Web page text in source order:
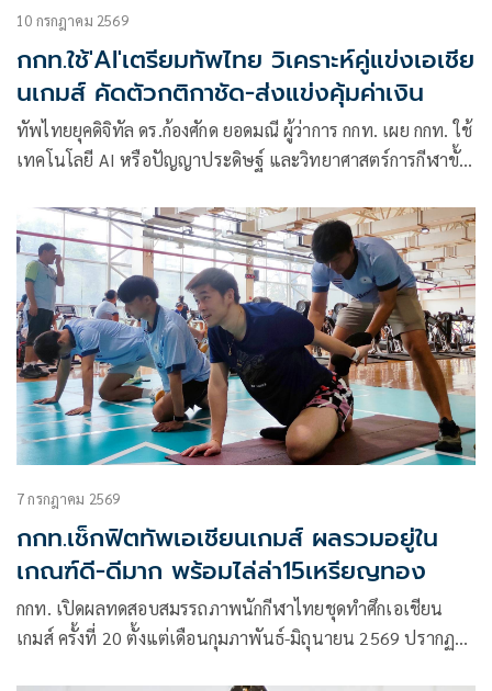
10 กรกฎาคม 2569
กกท.ใช้'AI'เตรียมทัพไทย วิเคราะห์คู่แข่งเอเชีย
นเกมส์ คัดตัวกติกาชัด-ส่งแข่งคุ้มค่าเงิน
ทัพไทยยุคดิจิทัล ดร.ก้องศักด ยอดมณี ผู้ว่าการ กกท. เผย กกท. ใช้
เทคโนโลยี AI หรือปัญญาประดิษฐ์ และวิทยาศาสตร์การกีฬาขั้น
อ่อน-จุดแข็งคู่แข่ง ก่อนลุยมหกรรมกีฬาเอเชียนเกมส์ ครั้งที่ 20
และเอเชียนพาราเกมส์ ครั้งที่ 5 ที่ประเทศญี่ปุ่น พร้อมย้ำคัด
เลือกนักกีฬาเอเชียนเกมส์ครั้งนี้ มีหลักเกณฑ์ชัดเจน ส่งไปชิงชัย
คุ้มค่างบประมาณ
7 กรกฎาคม 2569
กกท.เช็กฟิตทัพเอเชียนเกมส์ ผลรวมอยู่ใน
เกณฑ์ดี-ดีมาก พร้อมไล่ล่า15เหรียญทอง
กกท. เปิดผลทดสอบสมรรถภาพนักกีฬาไทยชุดทำศึกเอเชียน
เกมส์ ครั้งที่ 20 ตั้งแต่เดือนกุมภาพันธ์-มิถุนายน 2569 ปรากฏว่า